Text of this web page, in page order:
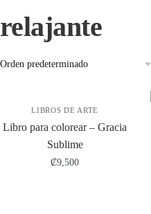
relajante
LIBROS DE ARTE
Libro para colorear – Gracia
Sublime
₡9,500